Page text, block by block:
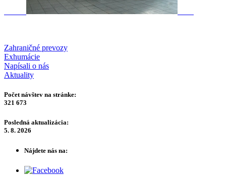
Zahraničné prevozy
Exhumácie
Napísali o nás
Aktuality
Počet návštev na stránke:
321 673
Posledná aktualizácia:
5. 8. 2026
Nájdete nás na: